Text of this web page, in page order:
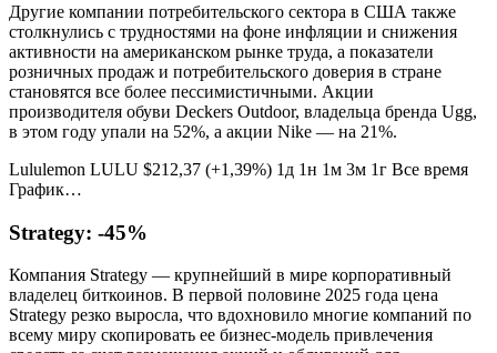
Другие компании потребительского сектора в США также
столкнулись с трудностями на фоне инфляции и снижения
активности на американском рынке труда, а показатели
розничных продаж и потребительского доверия в стране
становятся все более пессимистичными. Акции
производителя обуви Deckers Outdoor, владельца бренда Ugg,
в этом году упали на 52%, а акции Nike — на 21%.
Lululemon LULU $212,37 (+1,39%) 1д 1н 1м 3м 1г Все время
График…
Strategy: -45%
Компания Strategy — крупнейший в мире корпоративный
владелец биткоинов. В первой половине 2025 года цена
Strategy резко выросла, что вдохновило многие компаний по
всему миру скопировать ее бизнес-модель привлечения